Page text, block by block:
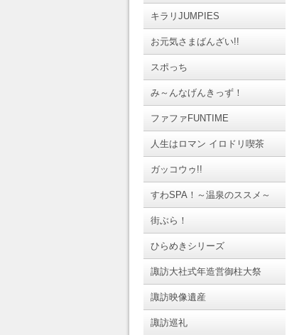
キラリJUMPIES
お元気さまばんざい!!
スポっち
み～んなげんきっず！
ファファFUNTIME
人生はロマン イロドリ喫茶
ガッコウゥ!!
すわSPA！～温泉のススメ～
街ぶら！
ひらめきシリーズ
諏訪大社式年造営御柱大祭
諏訪映像遺産
諏訪巡礼